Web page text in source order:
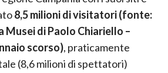
8,5 milioni di visitatori (fonte:
di Paolo Chiariello –
scorso), praticamente
(8,6 milioni di spettatori)